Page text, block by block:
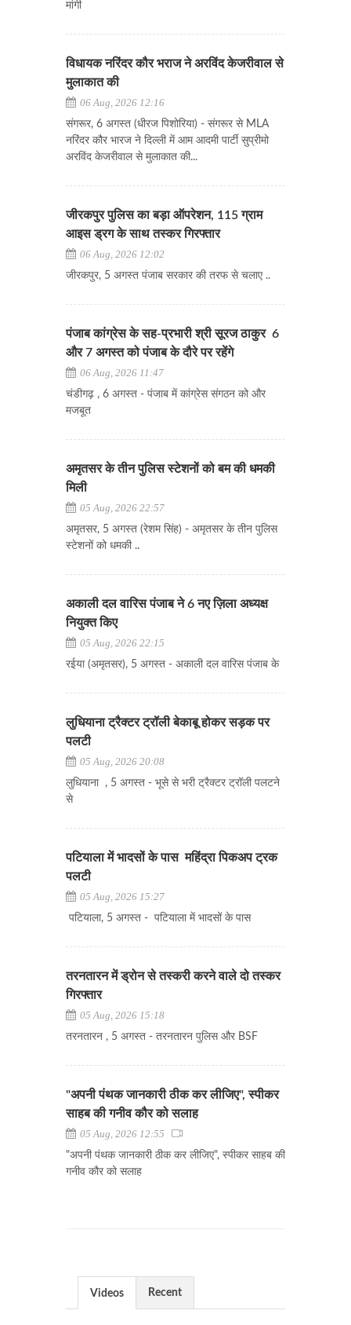
मांगी
विधायक नरिंदर कौर भराज ने अरविंद केजरीवाल से
मुलाकात की
06 Aug, 2026 12:16
संगरूर, 6 अगस्त (धीरज पिशोरिया) - संगरूर से MLA
नरिंदर कौर भारज ने दिल्ली में आम आदमी पार्टी सुप्रीमो
अरविंद केजरीवाल से मुलाकात की...
जीरकपुर पुलिस का बड़ा ऑपरेशन, 115 ग्राम
आइस ड्रग के साथ तस्कर गिरफ्तार
06 Aug, 2026 12:02
जीरकपुर, 5 अगस्त पंजाब सरकार की तरफ से चलाए ..
पंजाब कांग्रेस के सह-प्रभारी श्री सूरज ठाकुर 6
और 7 अगस्त को पंजाब के दौरे पर रहेंगे
06 Aug, 2026 11:47
चंडीगढ़ , 6 अगस्त - पंजाब में कांग्रेस संगठन को और
मजबूत
अमृतसर के तीन पुलिस स्टेशनों को बम की धमकी
मिली
05 Aug, 2026 22:57
अमृतसर, 5 अगस्त (रेशम सिंह) - अमृतसर के तीन पुलिस
स्टेशनों को धमकी ..
अकाली दल वारिस पंजाब ने 6 नए ज़िला अध्यक्ष
नियुक्त किए
05 Aug, 2026 22:15
रईया (अमृतसर), 5 अगस्त - अकाली दल वारिस पंजाब के
लुधियाना ट्रैक्टर ट्रॉली बेकाबू होकर सड़क पर
पलटी
05 Aug, 2026 20:08
लुधियाना , 5 अगस्त - भूसे से भरी ट्रैक्टर ट्रॉली पलटने
से
पटियाला में भादसों के पास महिंद्रा पिकअप ट्रक
पलटी
05 Aug, 2026 15:27
पटियाला, 5 अगस्त - पटियाला में भादसों के पास
तरनतारन में ड्रोन से तस्करी करने वाले दो तस्कर
गिरफ्तार
05 Aug, 2026 15:18
तरनतारन , 5 अगस्त - तरनतारन पुलिस और BSF
"अपनी पंथक जानकारी ठीक कर लीजिए", स्पीकर
साहब की गनीव कौर को सलाह
05 Aug, 2026 12:55
"अपनी पंथक जानकारी ठीक कर लीजिए", स्पीकर साहब की
गनीव कौर को सलाह
Videos Recent